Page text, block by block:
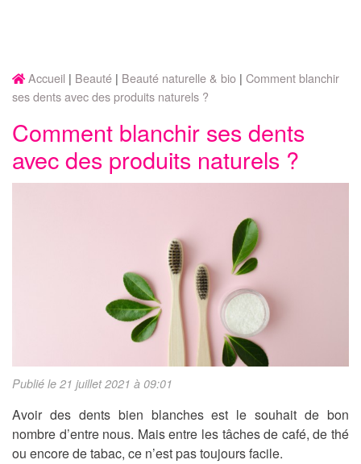
Accueil Beauté Beauté naturelle & bio Comment blanchir
ses dents avec des produits naturels ?
Comment blanchir ses dents
avec des produits naturels ?
Publié le 21 juillet 2021 à 09:01
Avoir des dents bien blanches est le souhait de bon
nombre d’entre nous. Mais entre les tâches de café, de thé
ou encore de tabac, ce n’est pas toujours facile.